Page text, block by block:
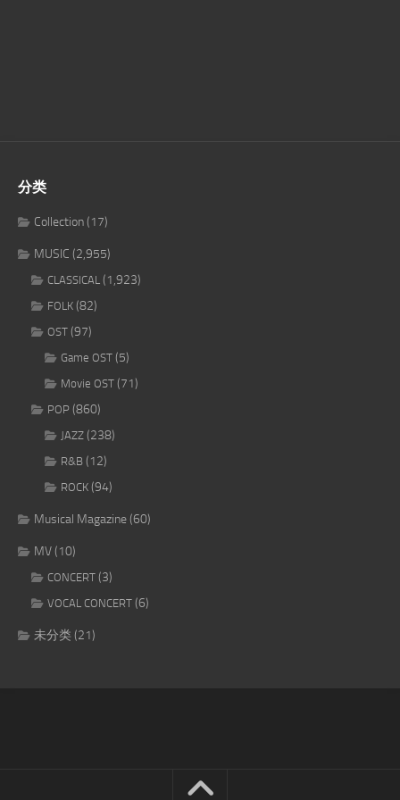
分类
Collection(17)
MUSIC (2,955)
CLASSICAL (1,923)
FOLK (82)
OST (97)
Game OST (5)
Movie OST (71)
POP (860)
JAZZ (238)
R&B (12)
ROCK (94)
Musical Magazine(60)
MV(10)
CONCERT (3)
VOCAL CONCERT (6)
未分类(21)